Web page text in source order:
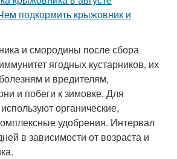
и смородины после сбора
ягодных кустарников, их
и вредителям,
и побеги к зимовке. Для
органические,
удобрения. Интервал
в зависимости от возраста и